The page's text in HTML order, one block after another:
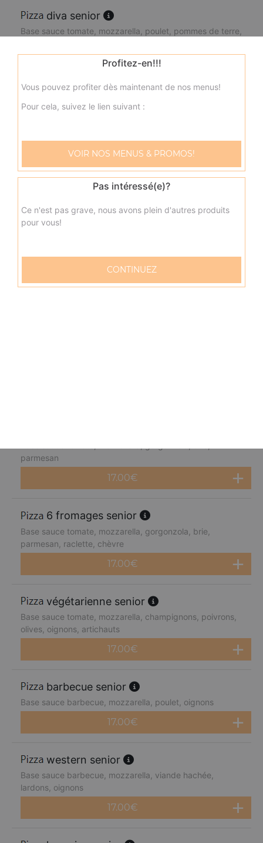
diva senior
Base sauce tomate, mozzarella, poulet, pommes de terre,
17.00€
neptune senior
17.00€
napolitaine senior
pacifico senior
Base sauce tomate, mozzarella, saumon fumé, oeufs de
lump, crème fraîche, citron
parmesan
17.00€
6 fromages senior
Base sauce tomate, mozzarella, gorgonzola, brie,
parmesan, raclette, chèvre
17.00€
végétarienne senior
Base sauce tomate, mozzarella, champignons, poivrons,
olives, oignons, artichauts
17.00€
barbecue senior
Base sauce barbecue, mozzarella, poulet, oignons
17.00€
western senior
Base sauce barbecue, mozzarella, viande hachée,
lardons, oignons
17.00€
Profitez-en!!!
Vous pouvez profiter dès maintenant de nos menus!
Pour cela, suivez le lien suivant :
VOIR NOS MENUS & PROMOS!
Pas intéressé(e)?
Ce n'est pas grave, nous avons plein d'autres produits
pour vous!
CONTINUEZ